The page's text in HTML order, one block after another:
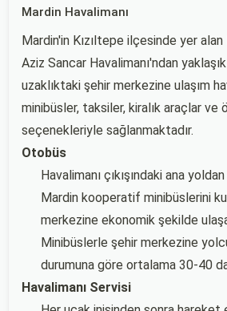
Mardin Havalimanı
Mardin'in Kızıltepe ilçesinde yer
Aziz Sancar Havalimanı'ndan
uzaklıktaki şehir merkezine ulaşım
minibüsler, taksiler, kiralık araçlar
seçenekleriyle sağlanmaktadır.
Otobüs
Havalimanı çıkışındaki ana
Mardin kooperatif minibüslerini
merkezine ekonomik şekilde
Minibüslerle şehir merkezine
durumuna göre ortalama 30-40
Havalimanı Servisi